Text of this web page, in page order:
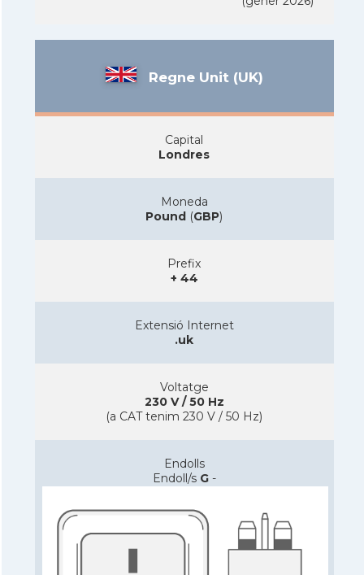
Regne Unit (UK)
Capital
Londres
Moneda
Pound (GBP)
Prefix
+ 44
Extensió Internet
.uk
Voltatge
230 V / 50 Hz
(a CAT tenim 230 V / 50 Hz)
Endolls
Endoll/s G-